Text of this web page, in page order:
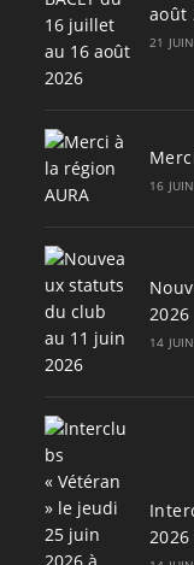
août
21
16
2026
14